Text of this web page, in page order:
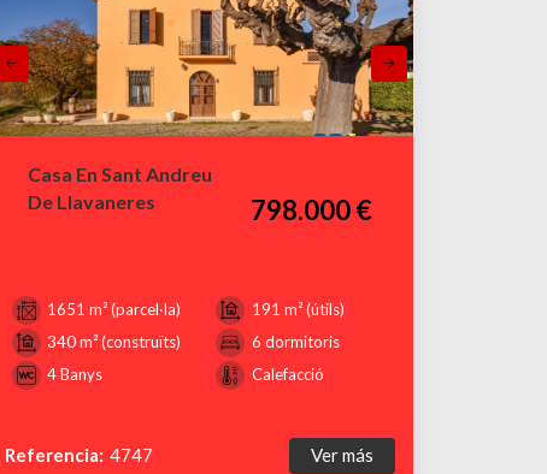
Casa En Sant Andreu
De Llavaneres
798.000 €
1651 m² (parcel·la)
191 m² (útils)
340 m² (construïts)
6 dormitoris
4 Banys
Calefacció
Referencia: 4747 Ver más